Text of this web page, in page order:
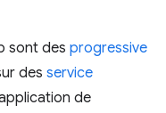
sont des progressive
des service
de